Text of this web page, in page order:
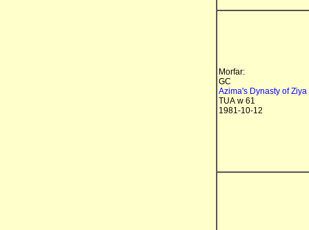
Morfar:
GC
Azima's Dynasty of Ziya
TUA w 61
1981-10-12